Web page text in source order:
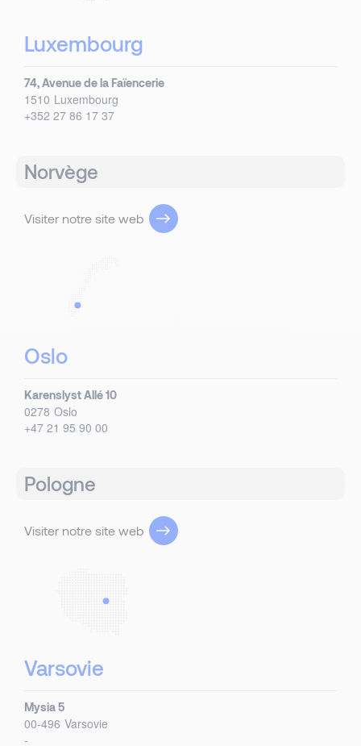
Luxembourg
74, Avenue de la Faïencerie
1510 Luxembourg
+352 27 86 17 37
Norvège
Visiter notre site web
Oslo
Karenslyst Allé 10
0278 Oslo
+47 21 95 90 00
Pologne
Visiter notre site web
Varsovie
Mysia 5
00-496 Varsovie
-